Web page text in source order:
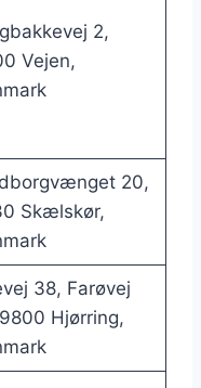
2,
Vejen,
20,
Skælskør,
38, Farøvej
Hjørring,